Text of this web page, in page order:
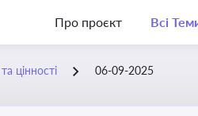
Про проєкт Всі
цінності 06-09-2025